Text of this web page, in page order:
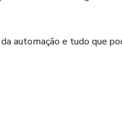
automação e tudo que
acompanhar o nosso dia